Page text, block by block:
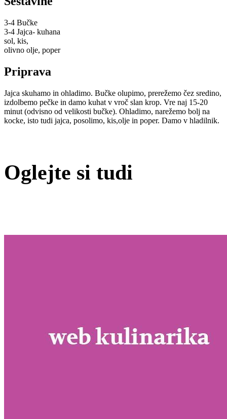
3-4 Bučke
3-4 Jajca- kuhana
sol, kis,
olivno olje, poper
Priprava
Jajca skuhamo in ohladimo. Bučke olupimo, prerežemo čez sredino,
izdolbemo pečke in damo kuhat v vroč slan krop. Vre naj 15-20
minut (odvisno od velikosti bučke). Ohladimo, narežemo bolj na
kocke, isto tudi jajca, posolimo, kis,olje in poper. Damo v hladilnik.
Oglejte si tudi